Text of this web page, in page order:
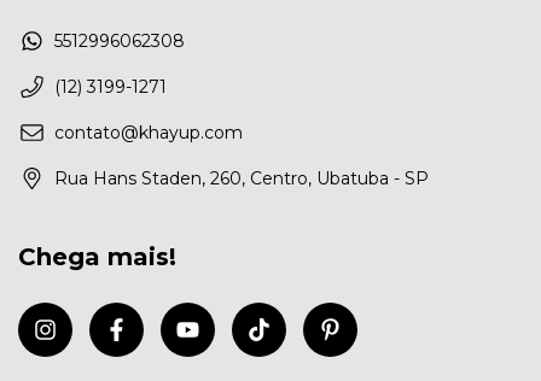
5512996062308
(12) 3199-1271
contato@khayup.com
Rua Hans Staden, 260, Centro, Ubatuba - SP
Chega mais!